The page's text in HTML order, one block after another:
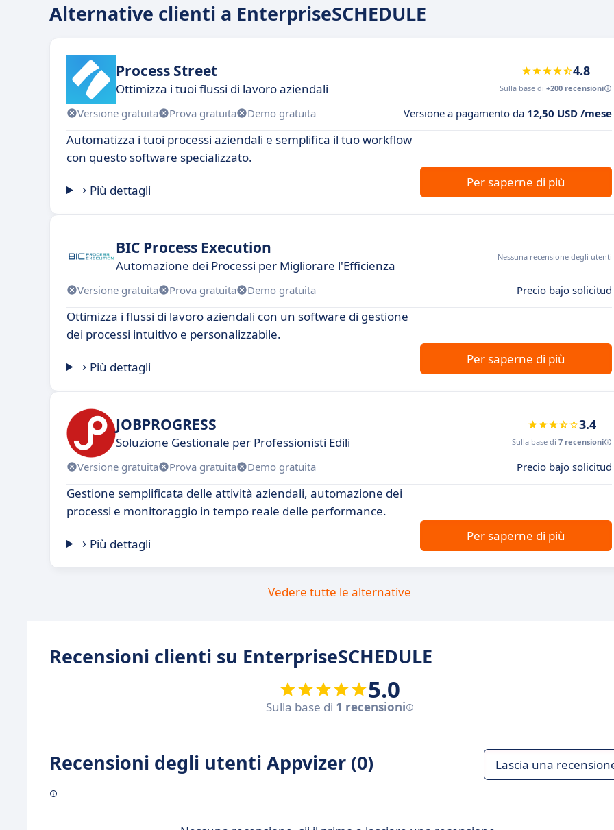
Alternative clienti a EnterpriseSCHEDULE
Process Street
Ottimizza i tuoi flussi di lavoro aziendali
4.8
Sulla base di +200 recensioni
Versione gratuita Prova gratuita Demo gratuita Versione a pagamento da 12,50 USD /mese
Automatizza i tuoi processi aziendali e semplifica il tuo workflow
con questo software specializzato.
Più dettagli
Per saperne di più
BIC Process Execution
Automazione dei Processi per Migliorare l'Efficienza
Nessuna recensione degli utenti
Versione gratuita Prova gratuita Demo gratuita Precio bajo solicitud
Ottimizza i flussi di lavoro aziendali con un software di gestione
dei processi intuitivo e personalizzabile.
Più dettagli
Per saperne di più
JOBPROGRESS
Soluzione Gestionale per Professionisti Edili
3.4
Sulla base di 7 recensioni
Versione gratuita Prova gratuita Demo gratuita Precio bajo solicitud
Gestione semplificata delle attività aziendali, automazione dei
processi e monitoraggio in tempo reale delle performance.
Più dettagli
Per saperne di più
Vedere tutte le alternative
Recensioni clienti su EnterpriseSCHEDULE
5.0
Sulla base di 1 recensioni
Recensioni degli utenti Appvizer (0) Lascia una